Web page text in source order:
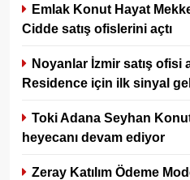
Emlak Konut Hayat
Cidde satış ofislerini açtı
Noyanlar İzmir satış ofisi
Residence için ilk sinyal
Toki Adana Seyhan
heyecanı devam ediyor
Zeray Katılım Ödeme